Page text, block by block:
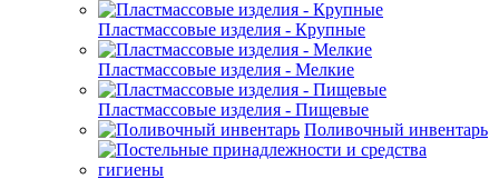
Пластмассовые изделия - Крупные
Пластмассовые изделия - Мелкие
Пластмассовые изделия - Пищевые
Поливочный инвентарь